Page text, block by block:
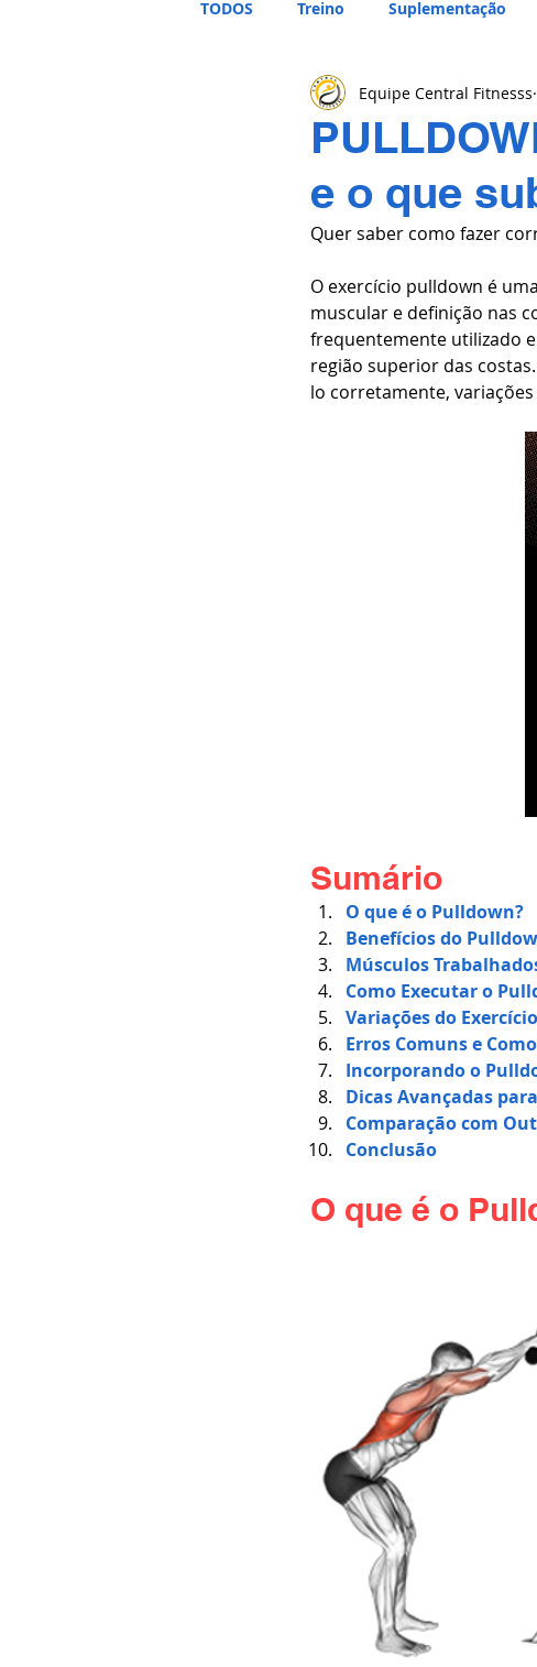
TODOS Treino Suplementação
e o que
Equipe Central Fitnesss
Quer saber como fazer
O exercício pulldown é
muscular e definição nas
frequentemente utilizado
região superior das
lo corretamente,
Sumário
O que é o Pulldown?
Benefícios do
Músculos
Como Executar o
Variações do Exercício
Erros Comuns e
Incorporando o
Dicas Avançadas
Comparação com
Conclusão
O que é o